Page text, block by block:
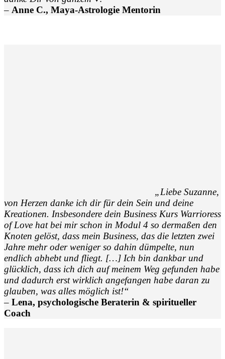
– Anne C., Maya-Astrologie Mentorin
„Liebe Suzanne,
von Herzen danke ich dir für dein Sein und deine
Kreationen. Insbesondere dein Business Kurs Warrioress
of Love hat bei mir schon in Modul 4 so dermaßen den
Knoten gelöst, dass mein Business, das die letzten zwei
Jahre mehr oder weniger so dahin dümpelte, nun
endlich abhebt und fliegt. […] Ich bin dankbar und
glücklich, dass ich dich auf meinem Weg gefunden habe
und dadurch erst wirklich angefangen habe daran zu
glauben, was alles möglich ist!“
– Lena, psychologische Beraterin & spiritueller
Coach